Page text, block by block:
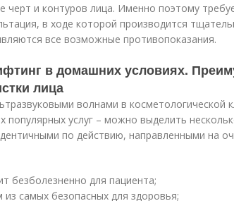
черт и контуров лица. Именно поэтому
в ходе которой производится
все возможные противопоказания.
в домашних условиях.
лица
волнами в косметологической
популярных услуг – можно выделить
по действию, направленными на
безболезненно для пациента;
самых безопасных для здоровья;